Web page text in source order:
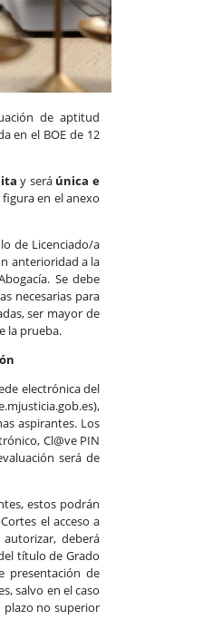
de aptitud
en el BOE de 12
y será única e
en el anexo
de Licenciado/a
anterioridad a la
Se debe
necesarias para
ser mayor de
la prueba.
electrónica del
aspirantes. Los
Cl@ve PIN
será de
estos podrán
el acceso a
deberá
título de Grado
presentación de
salvo en el caso
plazo no superior